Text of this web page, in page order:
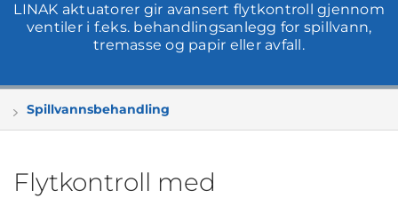
LINAK aktuatorer gir avansert flytkontroll gjennom
ventiler i f.eks. behandlingsanlegg for spillvann,
tremasse og papir eller avfall.
Spillvannsbehandling
Flytkontroll med